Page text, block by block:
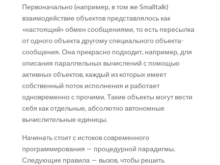
Первоначально (например, в том же Smalltalk)
взаимодействие объектов представлялось как
«настоящий» обмен сообщениями, то есть пересылка
от одного объекта другому специального объекта-
сообщения. Она прекрасно подходит, например, для
описания параллельных вычислений с помощью
активных объектов, каждый из которых имеет
собственный поток исполнения и работает
одновременно с прочими. Такие объекты могут вести
себя как отдельные, абсолютно автономные
вычислительные единицы.
Начинать стоит с истоков современного
программирования — процедурной парадигмы.
Следующие правила — вызов, чтобы решить